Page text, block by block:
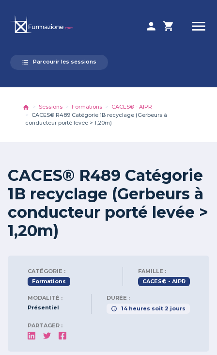
person shopping_cart menu
format_list_bulleted Parcourir les sessions
Sessions Formations
CACES® - AIPR
CACES® R489 Catégorie 1B recyclage (Gerbeurs à
conducteur porté levée > 1,20m)
CACES® R489 Catégorie
1B recyclage (Gerbeurs à
conducteur porté levée >
1,20m)
CATÉGORIE :
Formations
FAMILLE :
CACES® - AIPR
MODALITÉ :
Présentiel
DURÉE :
14 heures soit 2 jours
PARTAGER :